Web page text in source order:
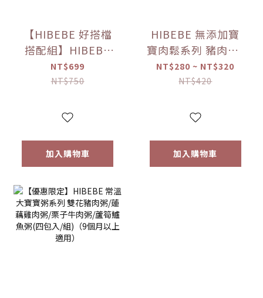
【HIBEBE 好搭檔
搭配組】HIBEBE
常溫大寶寶粥
*1+HIBEBE 無添加
限定】
NT$699
NT$750
加入購物車
HIBEBE 無添加寶
寶肉鬆系列 豬肉鬆/
雞肉鬆/旗魚鬆(2包
入/組)（10個月以
定】
NT$280 ~ NT$320
NT$420
加入購物車